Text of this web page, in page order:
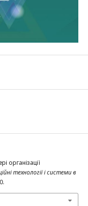
організації
технології і системи в